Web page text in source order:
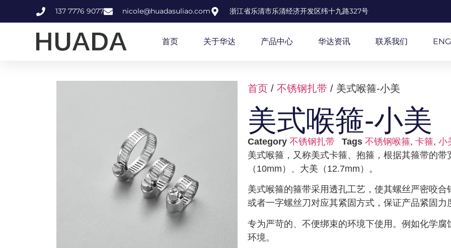
137 7776 9077 nicole@huadasuliao.com 浙江省乐清市乐清经济开发区纬十九路327号
首页 关于华达 产品中心 华达资讯 联系我们
首页/ 不锈钢扎带 / 美式喉箍-小美
美式喉箍-小美
Category 不锈钢扎带 Tags 不锈钢喉箍, 卡箍, 小
美式喉箍，又称美式卡箍、抱箍，根据其箍带的
（10mm）、大美（12.7mm）。
美式喉箍的箍带采用透孔工艺，使其螺丝严密咬
或者一字螺丝刀对应其紧固方式，保证产品紧固力
专为严苛的、不便绑束的环境下使用。例如化学
环境。